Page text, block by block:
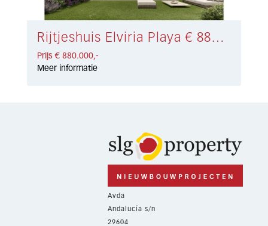
Rijtjeshuis Elviria Playa € 880.000,-
Prijs € 880.000,-
Meer informatie
Avda
Andalucía s/n
29604